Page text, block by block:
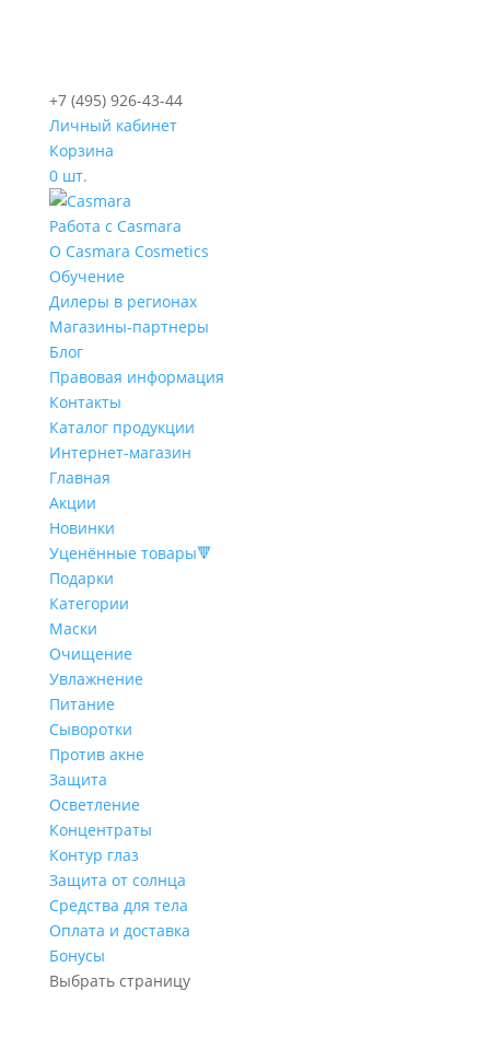
+7 (495) 926-43-44
Личный кабинет
Корзина
0 шт.
Работа с Casmara
О Casmara Cosmetics
Обучение
Дилеры в регионах
Магазины-партнеры
Блог
Правовая информация
Контакты
Каталог продукции
Интернет-магазин
Главная
Акции
Новинки
Уценённые товары🔻
Подарки
Категории
Маски
Очищение
Увлажнение
Питание
Сыворотки
Против акне
Защита
Осветление
Концентраты
Контур глаз
Защита от солнца
Средства для тела
Оплата и доставка
Бонусы
Выбрать страницу